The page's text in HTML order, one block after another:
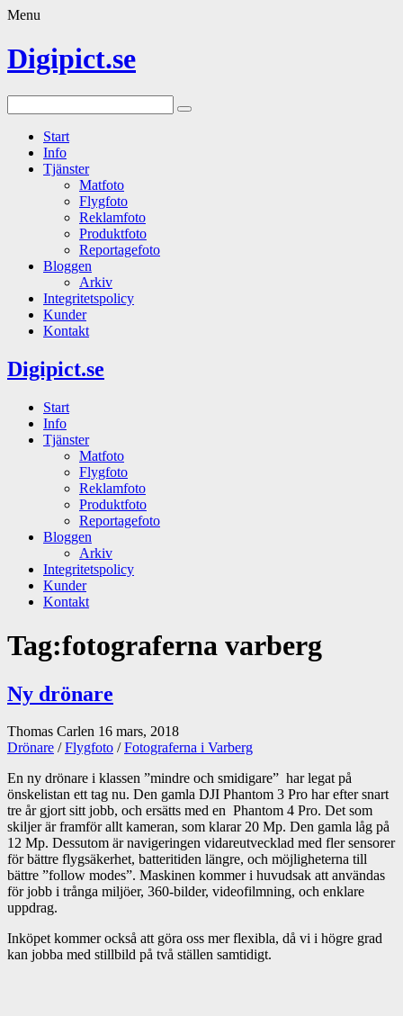
Menu
Digipict.se
Start
Info
Tjänster
Matfoto
Flygfoto
Reklamfoto
Produktfoto
Reportagefoto
Bloggen
Arkiv
Integritetspolicy
Kunder
Kontakt
Digipict.se
Start
Info
Tjänster
Matfoto
Flygfoto
Reklamfoto
Produktfoto
Reportagefoto
Bloggen
Arkiv
Integritetspolicy
Kunder
Kontakt
Tag:fotograferna varberg
Ny drönare
Thomas Carlen 16 mars, 2018
Drönare /Flygfoto /Fotograferna i Varberg
En ny drönare i klassen ”mindre och smidigare” har legat på
önskelistan ett tag nu. Den gamla DJI Phantom 3 Pro har efter snart
tre år gjort sitt jobb, och ersätts med en Phantom 4 Pro. Det som
skiljer är framför allt kameran, som klarar 20 Mp. Den gamla låg på
12 Mp. Dessutom är navigeringen vidareutvecklad med fler sensorer
för bättre flygsäkerhet, batteritiden längre, och möjligheterna till
bättre ”follow modes”. Maskinen kommer i huvudsak att användas
för jobb i trånga miljöer, 360-bilder, videofilmning, och enklare
uppdrag.
Inköpet kommer också att göra oss mer flexibla, då vi i högre grad
kan jobba med stillbild på två ställen samtidigt.